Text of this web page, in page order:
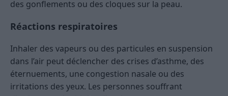
des gonflements ou des cloques sur la peau.
Réactions respiratoires
Inhaler des vapeurs ou des particules en suspension
dans l’air peut déclencher des crises d’asthme, des
éternuements, une congestion nasale ou des
irritations des yeux. Les personnes souffrant